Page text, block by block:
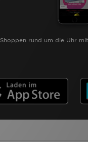
Shoppen rund um die Uhr